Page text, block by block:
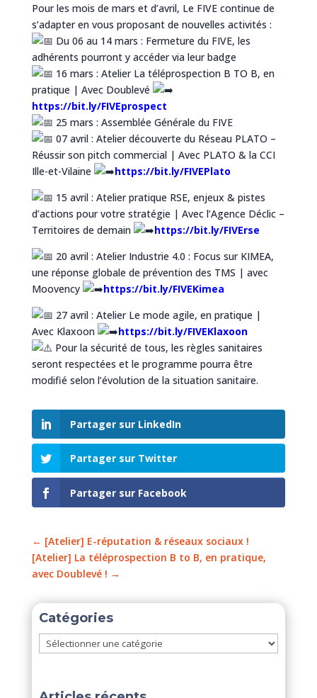
Pour les mois de mars et d’avril, Le FIVE continue de
s’adapter en vous proposant de nouvelles activités :
Du 06 au 14 mars : Fermeture du FIVE, les
adhérents pourront y accéder via leur badge
16 mars : Atelier La téléprospection B TO B, en
pratique | Avec Doublevé
https://bit.ly/FIVEprospect
25 mars : Assemblée Générale du FIVE
07 avril : Atelier découverte du Réseau PLATO –
Réussir son pitch commercial | Avec PLATO & la CCI
Ille-et-Vilaine
https://bit.ly/FIVEPlato
15 avril : Atelier pratique RSE, enjeux & pistes
d’actions pour votre stratégie | Avec l’Agence Déclic –
Territoires de demain
https://bit.ly/FIVErse
20 avril : Atelier Industrie 4.0 : Focus sur KIMEA,
une réponse globale de prévention des TMS | avec
Moovency
https://bit.ly/FIVEKimea
27 avril : Atelier Le mode agile, en pratique |
Avec Klaxoon
https://bit.ly/FIVEKlaxoon
Pour la sécurité de tous, les règles sanitaires
seront respectées et le programme pourra être
modifié selon l’évolution de la situation sanitaire.
Partager sur LinkedIn
Partager sur Twitter
Partager sur Facebook
← [Atelier] E-réputation & réseaux sociaux !
[Atelier] La téléprospection B to B, en pratique,
avec Doublevé ! →
Catégories
Catégories